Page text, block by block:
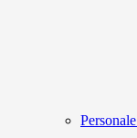
Personale